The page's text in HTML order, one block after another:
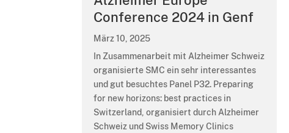
Conference 2024 in Genf
März 10, 2025
In Zusammenarbeit mit Alzheimer Schweiz
organisierte SMC ein sehr interessantes
und gut besuchtes Panel P32. Preparing
for new horizons: best practices in
Switzerland, organisiert durch Alzheimer
Schweiz und Swiss Memory Clinics